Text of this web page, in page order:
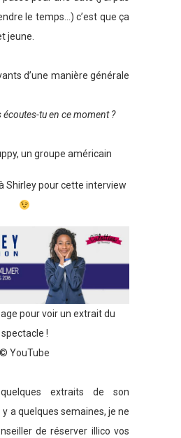
le temps…) c’est que ça
jeune.
d’une manière générale
écoutes-tu en ce moment ?
un groupe américain
Shirley pour cette interview
pour voir un extrait du
spectacle !
© YouTube
extraits de son
a quelques semaines, je ne
de réserver illico vos